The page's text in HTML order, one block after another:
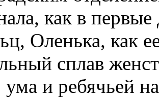
как в
Оленька, как
сплав
ума и ребячьей